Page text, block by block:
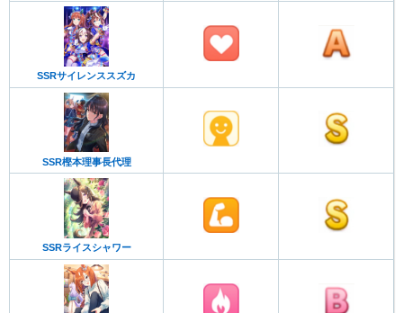
SSRサイレンススズカ
SSR樫本理事長代理
SSRライスシャワー